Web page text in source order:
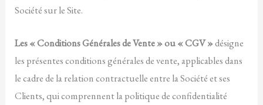
Société sur le Site.
Les «Conditions Générales de Vente» ou « CGV »désigne
les présentes conditions générales de vente, applicables dans
le cadre de la relation contractuelle entre la Société et ses
Clients, qui comprennent la politique de confidentialité